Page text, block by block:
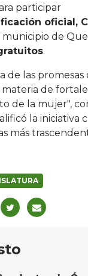
participar
oficial,
municipio de
.
de las promesas
de
de la mujer",
la iniciativa
más